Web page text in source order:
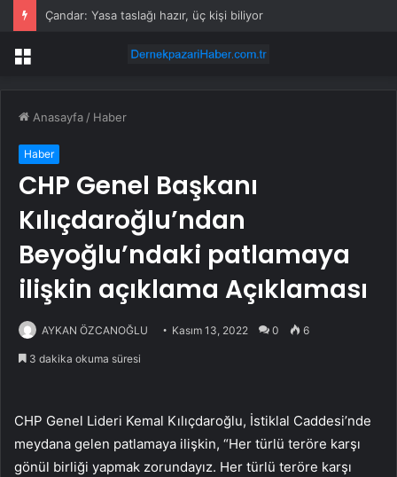
Çandar: Yasa taslağı hazır, üç kişi biliyor
Menü
Anasayfa / Haber
Haber
CHP Genel Başkanı
Kılıçdaroğlu’ndan
Beyoğlu’ndaki patlamaya
ilişkin açıklama Açıklaması
AYKAN ÖZCANOĞLU Kasım 13, 2022 0 6
3 dakika okuma süresi
CHP Genel Lideri Kemal Kılıçdaroğlu, İstiklal Caddesi’nde
meydana gelen patlamaya ilişkin, “Her türlü teröre karşı
gönül birliği yapmak zorundayız. Her türlü teröre karşı